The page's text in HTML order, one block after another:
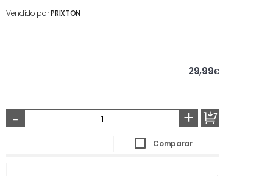
Vendido porPRIXTON
29,99€
- +
Comparar